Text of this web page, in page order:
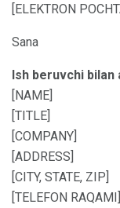
[ELEKTRON
Sana
Ish beruvchi bilan
[NAME]
[TITLE]
[COMPANY]
[ADDRESS]
[CITY, STATE, ZIP]
[TELEFON RAQAMI]